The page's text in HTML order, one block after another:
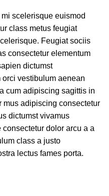
scelerisque euismod
class metus feugiat
Feugiat sociis
consectetur elementum
dictumst
vestibulum aenean
cum adipiscing sagittis in
mus adipiscing consectetur
dictumst vivamus
dolor arcu a a
class a justo
lectus fames porta.